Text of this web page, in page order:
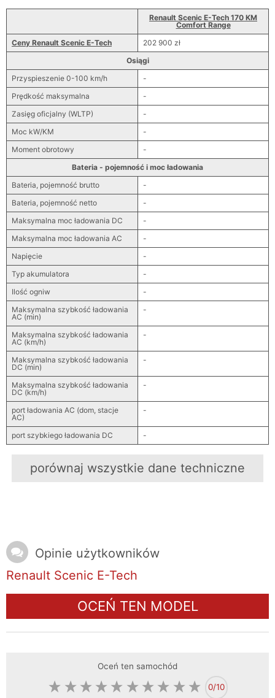
Renault Scenic E-Tech 170 KM
Comfort Range
Ceny Renault Scenic E-Tech
202 900 zł
Osiągi
Przyspieszenie 0-100 km/h
-
Prędkość maksymalna
-
Zasięg oficjalny (WLTP)
-
Moc kW/KM
-
Moment obrotowy
-
Bateria - pojemność i moc ładowania
Bateria, pojemność brutto
-
Bateria, pojemność netto
-
Maksymalna moc ładowania DC
-
Maksymalna moc ładowania AC
-
Napięcie
-
Typ akumulatora
-
Ilość ogniw
-
Maksymalna szybkość ładowania
AC (min)
-
Maksymalna szybkość ładowania
AC (km/h)
-
Maksymalna szybkość ładowania
DC (min)
-
Maksymalna szybkość ładowania
DC (km/h)
-
port ładowania AC (dom, stacje
AC)
-
port szybkiego ładowania DC -
porównaj wszystkie dane techniczne
Opinie użytkowników
Renault Scenic E-Tech
OCEŃ TEN MODEL
Oceń ten samochód
0/10